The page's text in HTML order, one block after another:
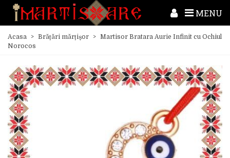
MENU
Acasa > Brățări mărțișor > Martisor Bratara Aurie Infinit cu Ochiul
Norocos